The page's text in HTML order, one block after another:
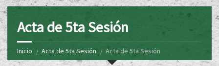
Acta de 5ta Sesión
Inicio Acta de 5ta Sesión Acta de 5ta Sesión